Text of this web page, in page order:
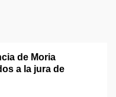
de Moria
a la jura de